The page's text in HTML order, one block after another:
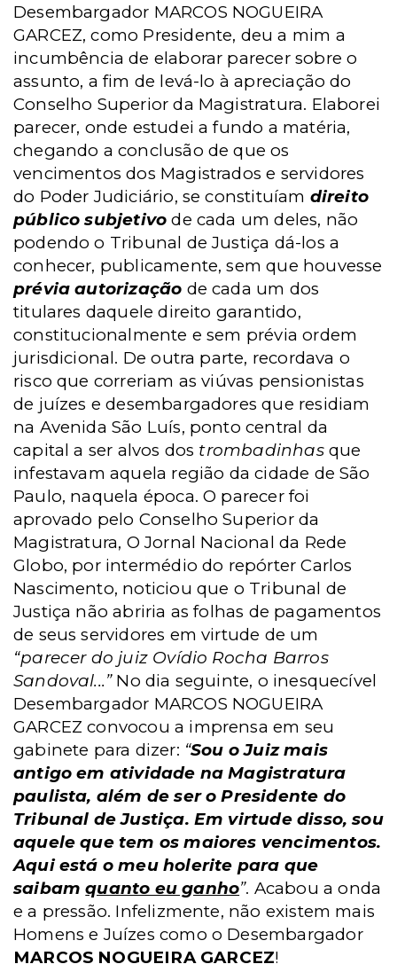
Desembargador MARCOS NOGUEIRA
GARCEZ, como Presidente, deu a mim a
incumbência de elaborar parecer sobre o
assunto, a fim de levá-lo à apreciação do
Conselho Superior da Magistratura. Elaborei
parecer, onde estudei a fundo a matéria,
chegando a conclusão de que os
vencimentos dos Magistrados e servidores
do Poder Judiciário, se constituíam direito
público subjetivo de cada um deles, não
podendo o Tribunal de Justiça dá-los a
conhecer, publicamente, sem que houvesse
prévia autorização de cada um dos
titulares daquele direito garantido,
constitucionalmente e sem prévia ordem
jurisdicional. De outra parte, recordava o
risco que correriam as viúvas pensionistas
de juízes edesembargadores que residiam
na Avenida São Luís, ponto central da
capital a ser alvos dos trombadinhasque
infestavam aquela região da cidade de São
Paulo, naquela época. O parecer foi
aprovado pelo Conselho Superior da
Magistratura, O Jornal Nacional da Rede
Globo, por intermédio do repórter Carlos
Nascimento, noticiou que o Tribunal de
Justiça não abriria as folhas de pagamentos
de seus servidores em virtude de um
“parecer do juiz Ovídio Rocha Barros
Sandoval...”No dia seguinte, o inesquecível
Desembargador MARCOS NOGUEIRA
GARCEZ convocou a imprensa em seu
gabinete para dizer: “Sou o Juiz mais
antigo em atividade na Magistratura
paulista, além de ser o Presidente do
Tribunal de Justiça. Em virtude disso, sou
aquele que tem os maiores vencimentos.
Aqui está o meu holerite para que
saibamquanto eu ganho”. Acabou a onda
e a pressão. Infelizmente, não existem mais
Homens e Juízes como o Desembargador
MARCOS NOGUEIRA GARCEZ!